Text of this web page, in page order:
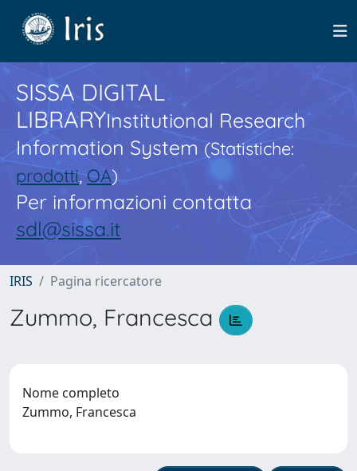
SISSA DIGITAL
LIBRARYInstitutional Research
Information System(Statistiche:
prodotti,OA)
Per informazioni contatta
sdl@sissa.it
IRIS Pagina ricercatore
Zummo, Francesca
Nome completo
Zummo, Francesca